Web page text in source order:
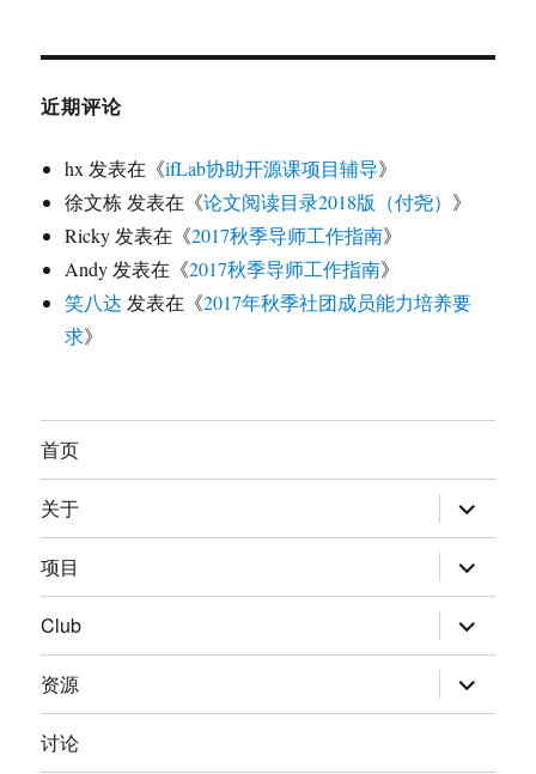
近期评论
hx 发表在《ifLab协助开源课项目辅导》
徐文栋 发表在《论文阅读目录2018版（付尧） 》
Ricky 发表在《2017秋季导师工作指南》
Andy 发表在《2017秋季导师工作指南》
笑八达 发表在《2017年秋季社团成员能力培养要
求》
首页
关于 展
开
子
菜
单
项目 展
开
子
菜
单
Club 展
开
子
菜
单
资源 展
开
子
讨论